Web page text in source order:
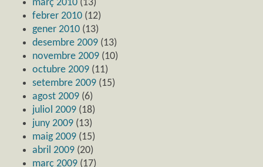
març 2010 (13)
febrer 2010 (12)
gener 2010 (13)
desembre 2009 (13)
novembre 2009 (10)
octubre 2009 (11)
setembre 2009 (15)
agost 2009 (6)
juliol 2009 (18)
juny 2009 (13)
maig 2009 (15)
abril 2009 (20)
març 2009 (17)